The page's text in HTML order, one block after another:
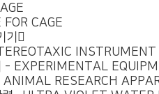
CAGE
INSTRUMENT
- EXPERIMENTAL
ANIMAL RESEARCH